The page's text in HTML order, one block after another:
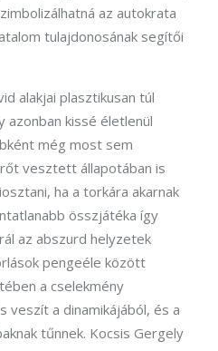
az autokrata
tulajdonosának segítői
alakjai plasztikusan túl
azonban kissé életlenül
még most sem
vesztett állapotában is
ha a torkára akarnak
összjátéka így
az abszurd helyzetek
pengeéle között
a cselekmény
veszít a dinamikájából, és a
tűnnek. Kocsis Gergely